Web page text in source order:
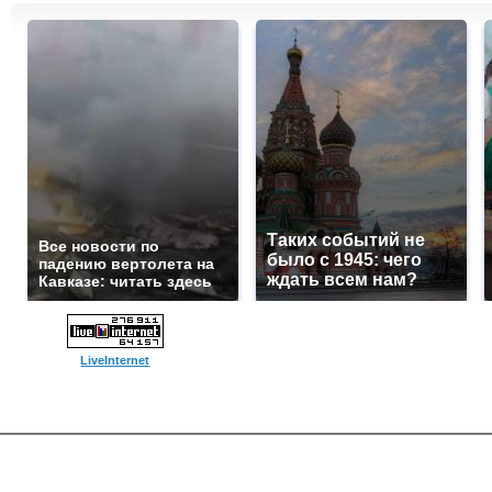
Все новости по
падению вертолета на
Кавказе: читать здесь
Таких событий не
было с 1945: чего
ждать всем нам?
LiveInternet